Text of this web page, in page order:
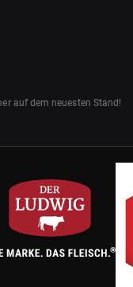
auf dem neuesten Stand!